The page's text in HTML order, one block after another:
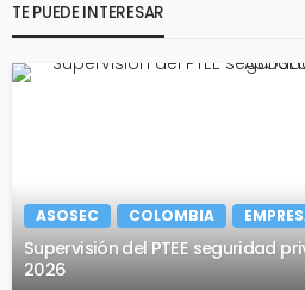
TE PUEDE INTERESAR
ASOSEC COLOMBIA
Supervisión del PTEE seguridad
2026